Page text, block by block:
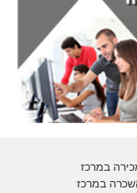
במרכז
במרכז